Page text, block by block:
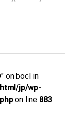
on bool in
jp/wp-
on line 883